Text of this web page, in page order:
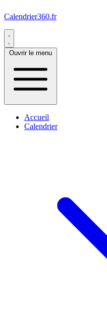
Calendrier360.fr
Ouvrir le menu
Accueil
Calendrier